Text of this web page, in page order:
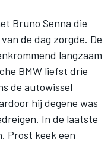
Bruno Senna die
de dag zorgde. De
langzaam
BMW liefst drie
de autowissel
hij degene was
In de laatste
Prost keek een